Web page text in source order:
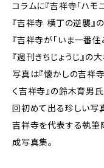
コラムに『吉祥寺「ハモ
『吉祥寺 横丁の逆襲』
『吉祥寺が「いま一番住
『週刊きちじょうじ』の
写真は『懐かしの吉祥
く吉祥寺』の鈴木育男
回初めて出る珍しい写
吉祥寺を代表する執筆
成写真集。